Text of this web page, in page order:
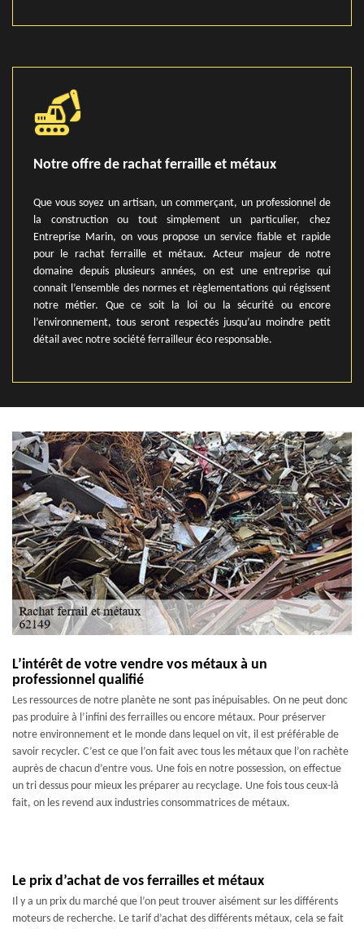
Notre offre de rachat ferraille et métaux
Que vous soyez un artisan, un commerçant, un professionnel de
la construction ou tout simplement un particulier, chez
Entreprise Marin, on vous propose un service fiable et rapide
pour le rachat ferraille et métaux. Acteur majeur de notre
domaine depuis plusieurs années, on est une entreprise qui
connait l’ensemble des normes et règlementations qui régissent
notre métier. Que ce soit la loi ou la sécurité ou encore
l’environnement, tous seront respectés jusqu’au moindre petit
détail avec notre société ferrailleur éco responsable.
L’intérêt de votre vendre vos métaux à un
professionnel qualifié
Les ressources de notre planète ne sont pas inépuisables. On ne peut donc
pas produire à l’infini des ferrailles ou encore métaux. Pour préserver
notre environnement et le monde dans lequel on vit, il est préférable de
savoir recycler. C’est ce que l’on fait avec tous les métaux que l’on rachète
auprès de chacun d’entre vous. Une fois en notre possession, on effectue
un tri dessus pour mieux les préparer au recyclage. Une fois tous ceux-là
fait, on les revend aux industries consommatrices de métaux.
Le prix d’achat de vos ferrailles et métaux
Il y a un prix du marché que l’on peut trouver aisément sur les différents
moteurs de recherche. Le tarif d’achat des différents métaux, cela se fait